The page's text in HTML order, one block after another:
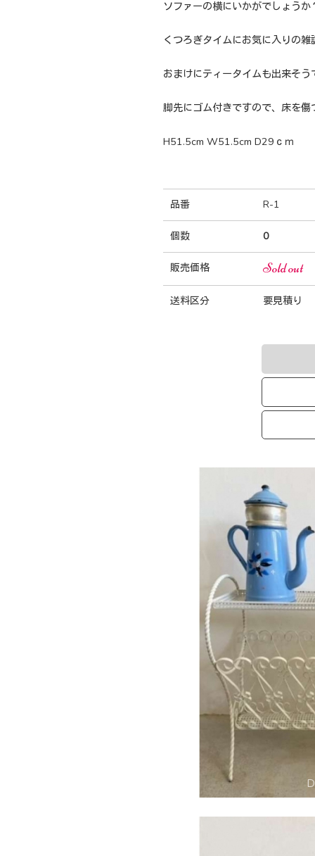
ソファーの横にいかがでしょうか
くつろぎタイムにお気に入りの
おまけにティータイムも出来そう
脚先にゴム付きですので、床を
H51.5cm W51.5cm D29ｃｍ
品番 R-1
個数 0
販売価格 Sold out
送料区分 要見積り